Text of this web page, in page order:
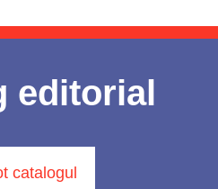
editorial
catalogul